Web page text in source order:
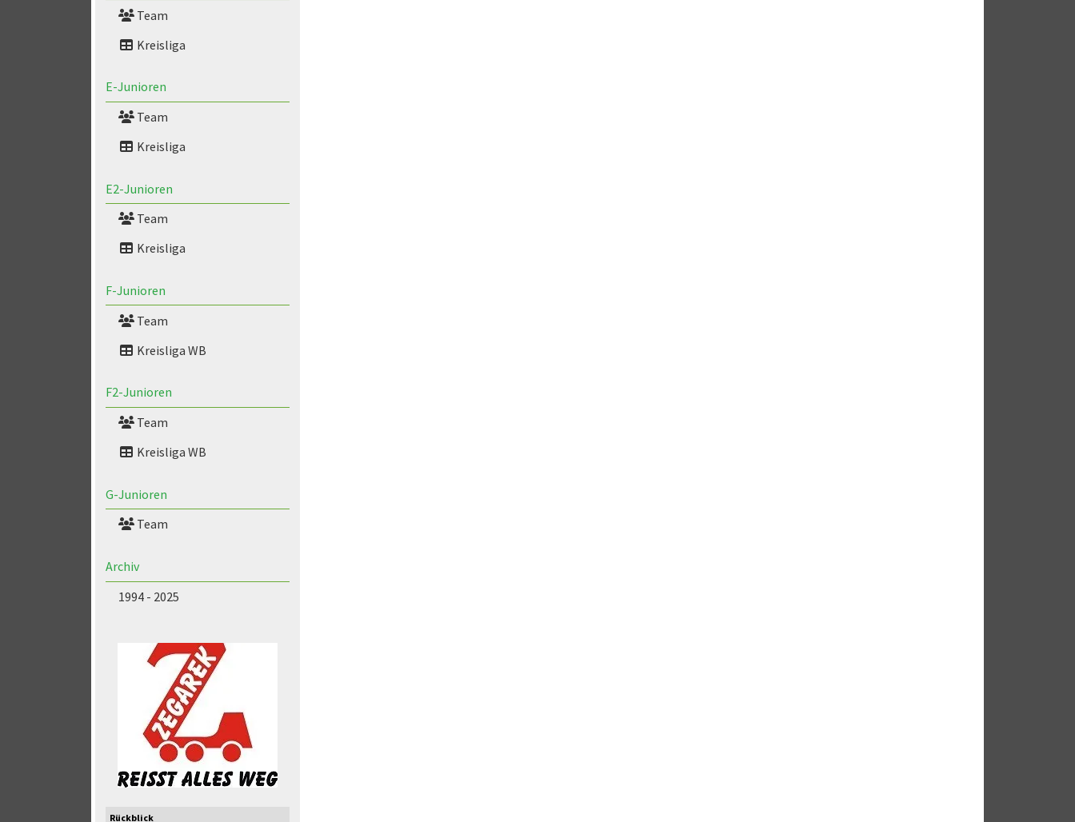
Team
Kreisliga
E-Junioren
Team
Kreisliga
E2-Junioren
Team
Kreisliga
F-Junioren
Team
Kreisliga WB
F2-Junioren
Team
Kreisliga WB
G-Junioren
Team
Archiv
1994 - 2025
Rückblick